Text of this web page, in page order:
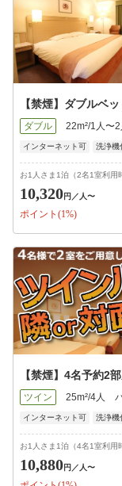
【禁煙】ダブルベ
ダブル 22m²/1人〜2
インターネット可 洗浄機
お1人さま1泊（2名1室利用
10,320円 ／人〜
ポイント(1%)
【禁煙】4名予約2
ツイン 25m²/4人
インターネット可 洗浄機
お1人さま1泊（4名1室利用
10,880円 ／人〜